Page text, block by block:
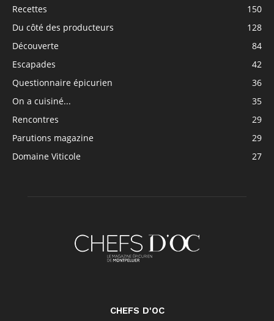
Recettes
150
Du côté des producteurs
128
Découverte
84
Escapades
42
Questionnaire épicurien
36
On a cuisiné...
35
Rencontres
29
Parutions magazine
29
Domaine Viticole
27
CHEFS D'OC